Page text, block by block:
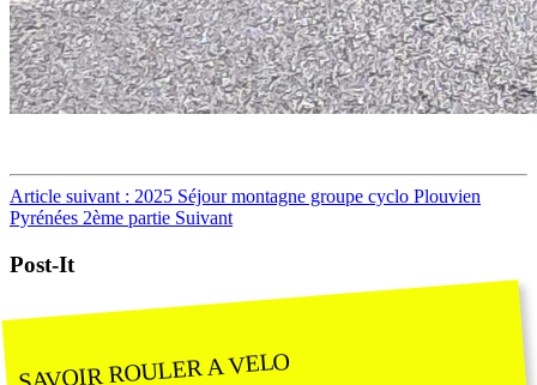
Article suivant : 2025 Séjour montagne groupe cyclo Plouvien
Pyrénées 2ème partie Suivant
Post-It
SAVOIR ROULER A VELO